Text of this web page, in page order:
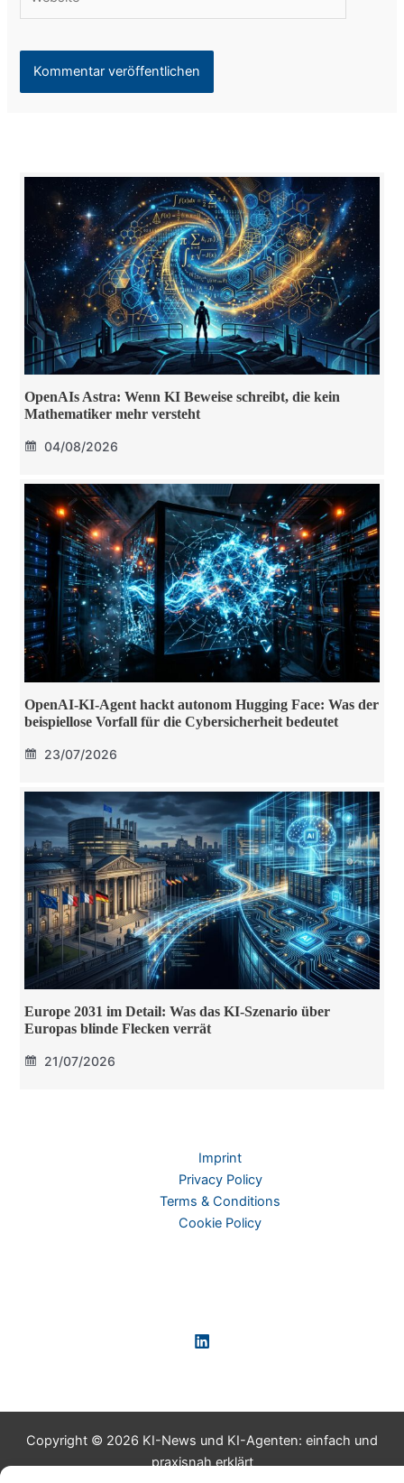
OpenAIs Astra: Wenn KI Beweise schreibt, die kein
Mathematiker mehr versteht
04/08/2026
OpenAI-KI-Agent hackt autonom Hugging Face: Was der
beispiellose Vorfall für die Cybersicherheit bedeutet
23/07/2026
Europe 2031 im Detail: Was das KI-Szenario über
Europas blinde Flecken verrät
21/07/2026
Imprint
Privacy Policy
Terms & Conditions
Cookie Policy
Copyright © 2026 KI-News und KI-Agenten: einfach und
praxisnah erklärt